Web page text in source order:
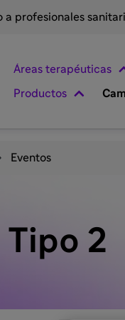
a profesionales
Áreas terapéuticas
Productos
Eventos
Tipo 2